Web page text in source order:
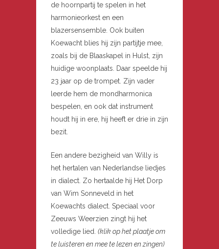
de hoornpartij te spelen in het
harmonieorkest en een
blazersensemble. Ook buiten
Koewacht blies hij zijn partijtje mee,
zoals bij de Blaaskapel in Hulst, zijn
huidige woonplaats. Daar speelde hij
23 jaar op de trompet. Zijn vader
leerde hem de mondharmonica
bespelen, en ook dat instrument
houdt hij in ere, hij heeft er drie in zijn
bezit.
Een andere bezigheid van Willy is
het hertalen van Nederlandse liedjes
in dialect. Zo hertaalde hij Het Dorp
van Wim Sonneveld in het
Koewachts dialect. Speciaal voor
Zeeuws Weerzien zingt hij het
volledige lied. (klik op het plaatje om
te luisteren en mee te lezen en zingen)